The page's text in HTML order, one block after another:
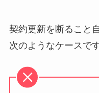
契約更新を断ること
次のようなケースです